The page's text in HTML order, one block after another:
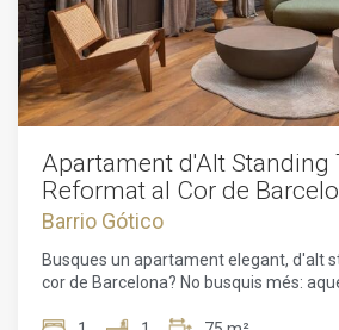
Apartament d'Alt Standing
Reformat al Cor de
Barrio Gótico
Busques un apartament elegant, d'alt
cor de Barcelona? No busquis més: